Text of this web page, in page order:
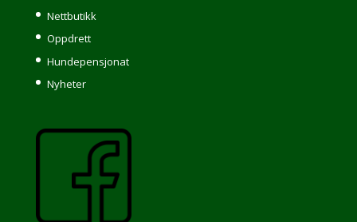
Nettbutikk
Oppdrett
Hundepensjonat
Nyheter